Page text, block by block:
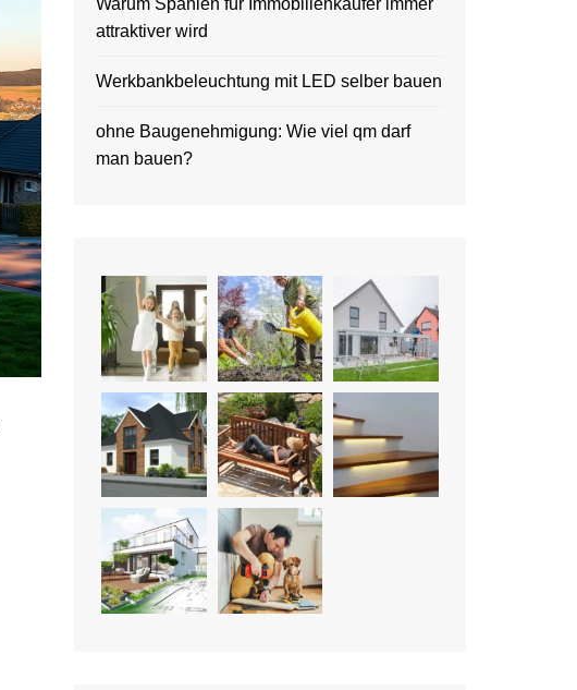
Warum Spanien für Immobilienkäufer immer
attraktiver wird
Werkbankbeleuchtung mit LED selber bauen
ohne Baugenehmigung: Wie viel qm darf
man bauen?